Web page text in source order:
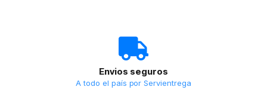
Envios seguros
A todo el país por Servientrega